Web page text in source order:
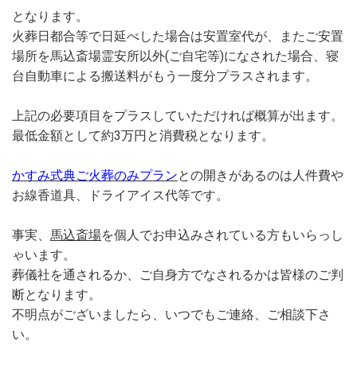
となります。
火葬日都合等で日延べした場合は安置室代が、またご安置
場所を馬込斎場霊安所以外(ご自宅等)になされた場合、寝
台自動車による搬送料がもう一度分プラスされます。
上記の必要項目をプラスしていただければ概算が出ます。
最低金額として約3万円と消費税となります。
かすみ式典ご火葬のみプランとの開きがあるのは人件費や
お線香道具、ドライアイス代等です。
事実、 馬込斎場を個人でお申込みされている方もいらっし
ゃいます。
葬儀社を通されるか、ご自身方でなされるかは皆様のご判
断となります。
不明点がございましたら、いつでもご連絡、ご相談下さ
い。